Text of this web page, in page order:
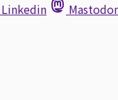
Linkedin